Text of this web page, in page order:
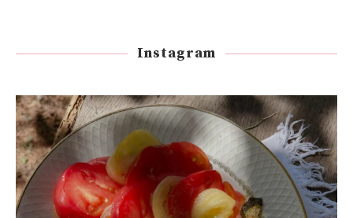
Instagram